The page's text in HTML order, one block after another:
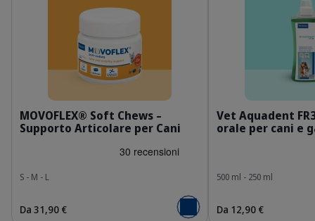
IT_MOVOFLEX-dog_Unity-visual_7_2026.jpg
MOVOFLEX® Soft Chews –
Supporto Articolare per Cani
S - M - L
Da 31,90 € Aggiungi al carrello
Vet Aquadent
orale per cani e
500 ml - 250 ml
Da 12,90 €